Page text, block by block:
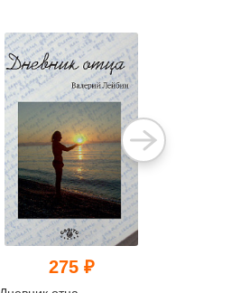
275 ₽